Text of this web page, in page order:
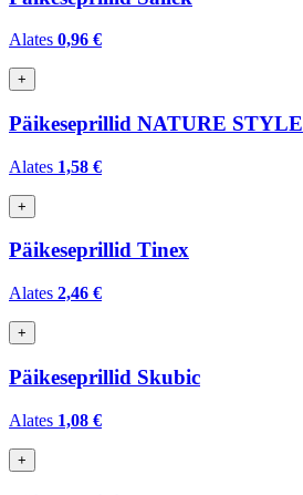
Alates 0,96 €
+
Päikeseprillid NATURE STYLE
Alates 1,58 €
+
Päikeseprillid Tinex
Alates 2,46 €
+
Päikeseprillid Skubic
Alates 1,08 €
+